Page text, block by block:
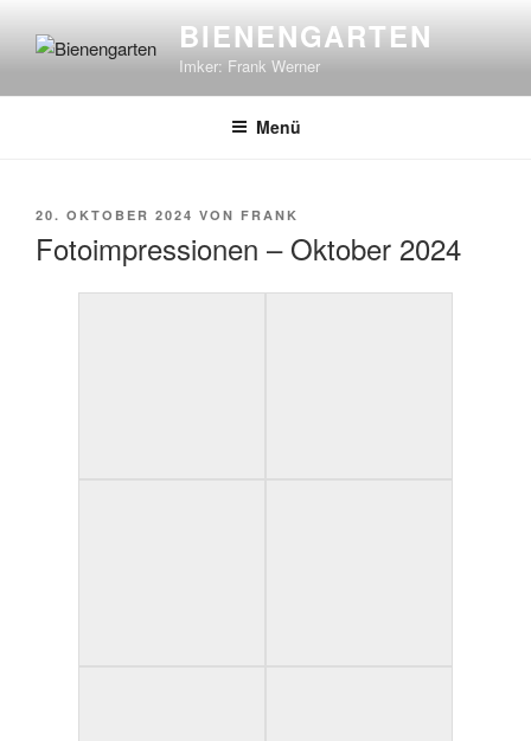
Inhalt
BIENENGARTEN
Imker: Frank Werner
Menü
VERÖFFENTLICHT
20. OKTOBER 2024 VON FRANK
Fotoimpressionen – Oktober 2024